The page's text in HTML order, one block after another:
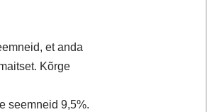
et anda
Kõrge
seemneid 9,5%.